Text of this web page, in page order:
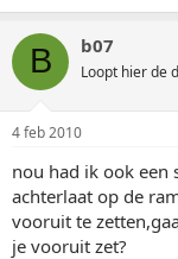
B b07
Loopt hier de
4 feb 2010
nou had ik ook een
achterlaat op de
vooruit te
je vooruit zet?